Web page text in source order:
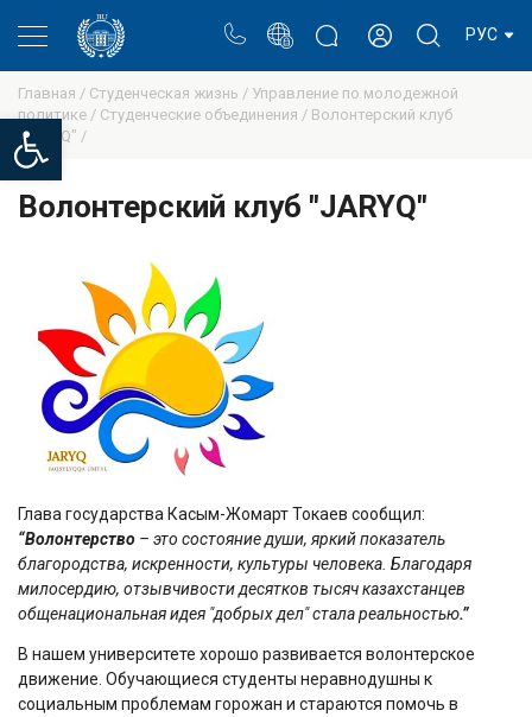
Open toolbar
РУС
Главная / Студенческая жизнь / Управление по молодежной
политике / Студенческие объединения / Волонтерский клуб
"JARYQ" /
Волонтерский клуб "JARYQ"
Глава государства Касым-Жомарт Токаев сообщил:
“Волонтерство – это состояние души, яркий показатель
благородства, искренности, культуры человека. Благодаря
милосердию, отзывчивости десятков тысяч казахстанцев
общенациональная идея "добрых дел" стала реальностью.”
В нашем университете хорошо развивается волонтерское
движение. Обучающиеся студенты неравнодушны к
социальным проблемам горожан и стараются помочь в